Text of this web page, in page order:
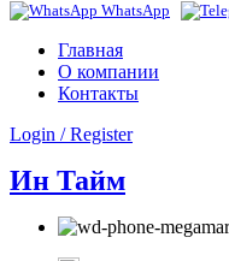
WhatsApp
Главная
О компании
Контакты
Login / Register
Ин Тайм